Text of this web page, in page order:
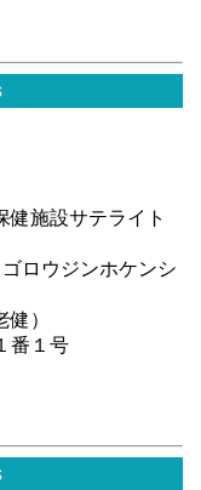
健施設サテライト
ロウジンホケンシ
）
番１号